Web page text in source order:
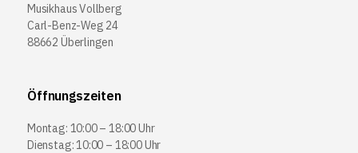
Musikhaus Vollberg
Carl-Benz-Weg 24
88662 Überlingen
Öffnungszeiten
Montag: 10:00 – 18:00 Uhr
Dienstag: 10:00 – 18:00 Uhr